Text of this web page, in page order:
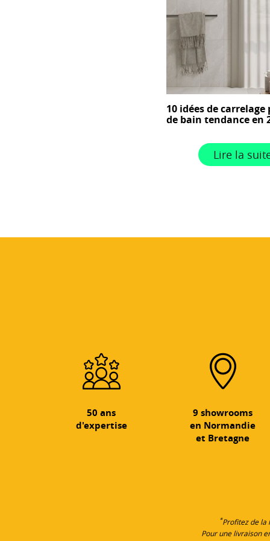
10 idées de
de bain tendance en
Lire la
50 ans
d'expertise
9 showrooms
en Normandie
et Bretagne
*Profitez de la
Pour une livraison